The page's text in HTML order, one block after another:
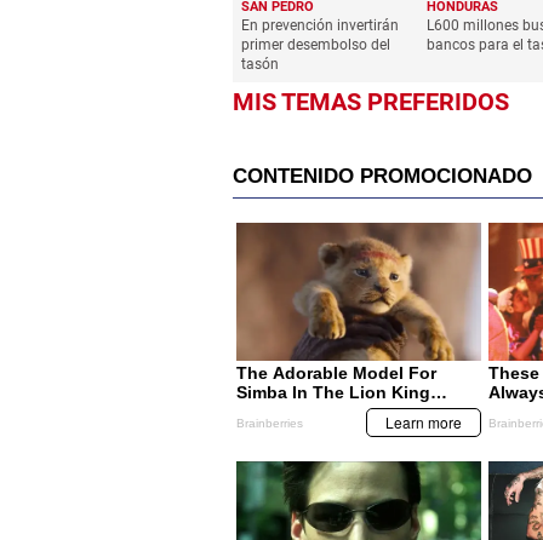
SAN PEDRO
En prevención invertirán
primer desembolso del
tasón
HONDURAS
L600 millones
bancos para el
MIS TEMAS PREFERIDOS